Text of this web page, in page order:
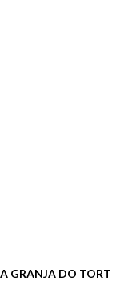
GRANJA DO TORT